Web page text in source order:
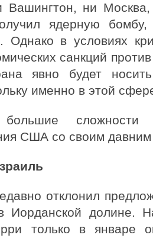
Вашингтон, ни
ядерную
Однако в условиях
санкций
явно будет
именно в этой
сложности
США со своим
отклонил
Иорданской долине.
только в январе